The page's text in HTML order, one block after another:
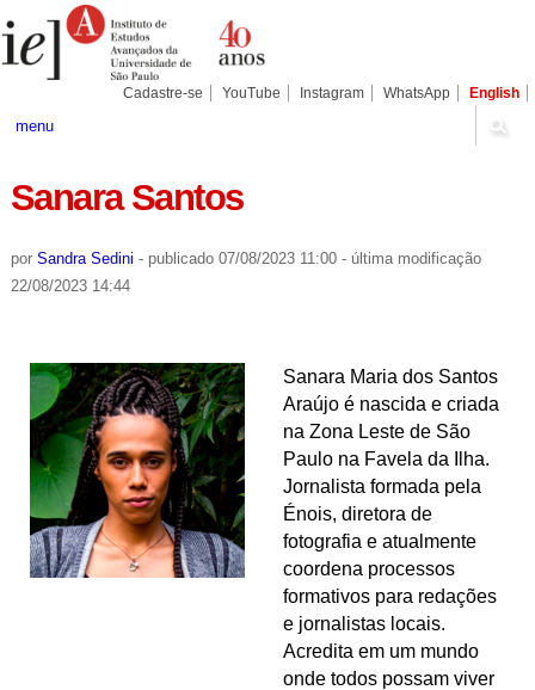
para
conteúdo.
Pessoais
Cadastre-se YouTube Instagram WhatsApp English
menu
Sanara Santos
por Sandra Sedini - publicado07/08/2023 11:00 - última modificação
22/08/2023 14:44
Sanara Maria dos Santos
Araújo é nascida e criada
na Zona Leste de São
Paulo na Favela da Ilha.
Jornalista formada pela
Énois, diretora de
fotografia e atualmente
coordena processos
formativos para redações
e jornalistas locais.
Acredita em um mundo
onde todos possam viver